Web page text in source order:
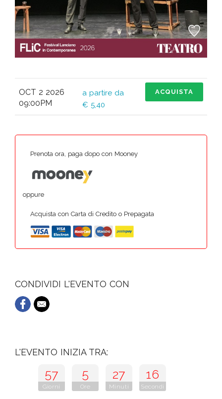
OCT 2 2026
09:00PM
a partire da
€ 5,40
ACQUISTA
Prenota ora, paga dopo con Mooney
oppure
Acquista con Carta di Credito o Prepagata
CONDIVIDI L'EVENTO CON
L'EVENTO INIZIA TRA:
57
Giorni
5
Ore
27
Minuti
15
Secondi